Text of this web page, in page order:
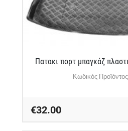
Πατακι πορτ μπαγκάζ
Κωδικός
€32.00